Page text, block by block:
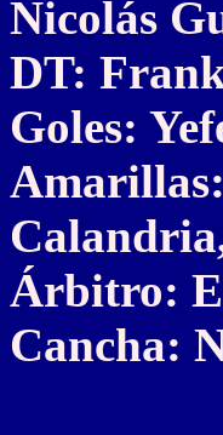
Nicolás
DT:
Goles:
Árbitro:
Cancha: